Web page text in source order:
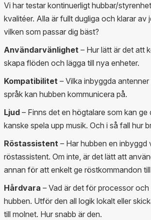
Vi har testar kontinuerligt hubbar/
kvalitéer. Alla är fullt dugliga och klarar av
vilken som passar dig bäst?
Användarvänlighet – Hur lätt är det att
skapa flöden och lägga till nya enheter.
Kompatibilitet – Vilka inbyggda
språk kan hubben kommunicera på.
Ljud – Finns det en högtalare som kan
kanske spela upp musik. Och i så fall hur
Röstassistent – Har hubben en inbyggd
röstassistent. Om inte, är det lätt att
annan för att enkelt ge röstkommandon
Hårdvara – Vad är det för processor och
hubben. Utför den all logik lokalt eller
till molnet. Hur snabb är den.